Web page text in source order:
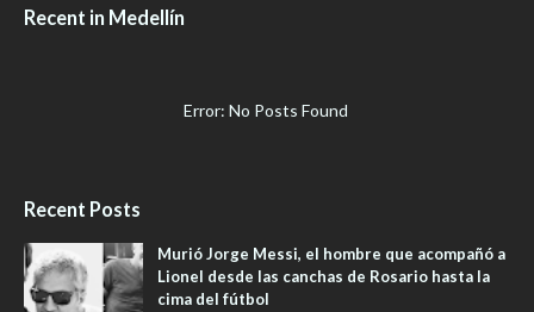
Recent in Medellín
Error: No Posts Found
Recent Posts
Murió Jorge Messi, el hombre que acompañó a
Lionel desde las canchas de Rosario hasta la
cima del fútbol